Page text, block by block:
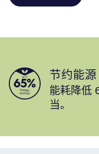
节约能源
能耗降低
当。